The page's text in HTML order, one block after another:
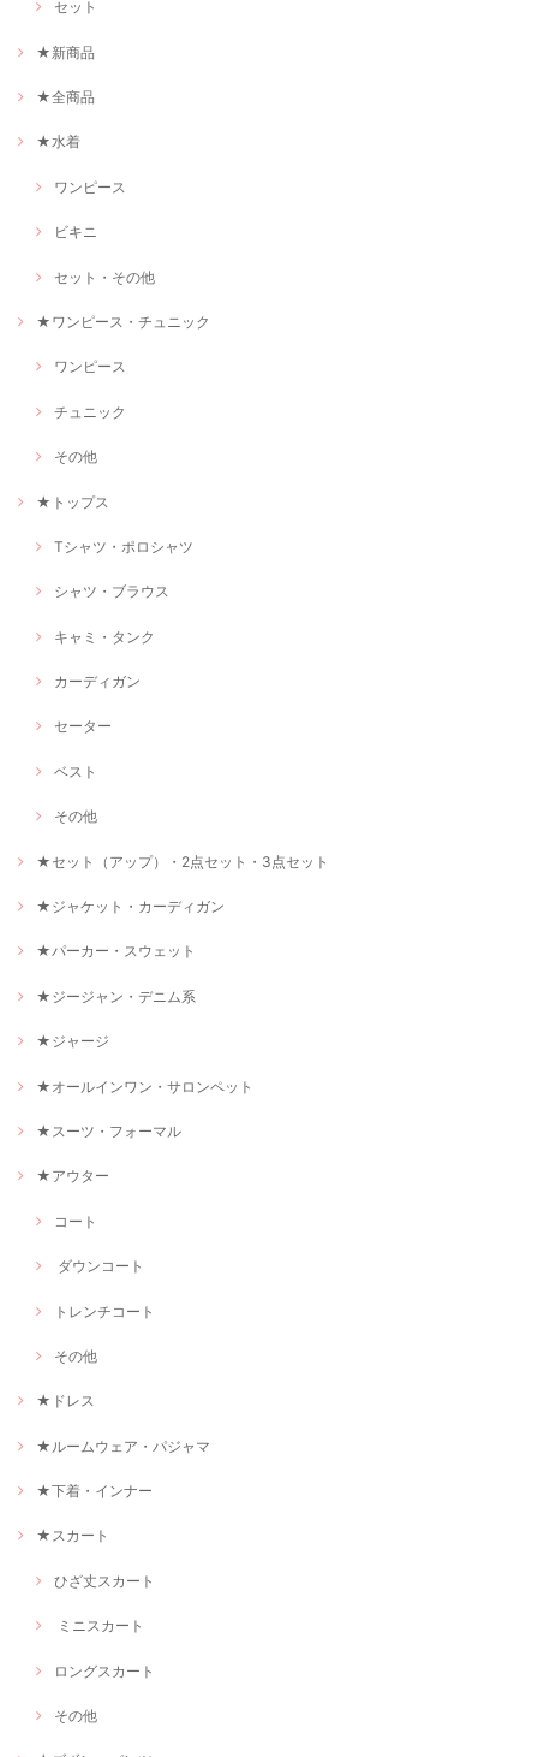
セット
★新商品
★全商品
★水着
ワンピース
ビキニ
セット・その他
★ワンピース・チュニック
ワンピース
チュニック
その他
★トップス
Tシャツ・ポロシャツ
シャツ・ブラウス
キャミ・タンク
カーディガン
セーター
ベスト
その他
★セット（アップ）・2点セット・3点セット
★ジャケット・カーディガン
★パーカー・スウェット
★ジージャン・デニム系
★ジャージ
★オールインワン・サロンペット
★スーツ・フォーマル
★アウター
コート
ダウンコート
トレンチコート
その他
★ドレス
★ルームウェア・パジャマ
★下着・インナー
★スカート
ひざ丈スカート
ミニスカート
ロングスカート
その他